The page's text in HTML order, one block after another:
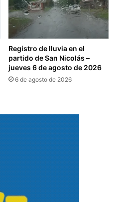
Registro de lluvia en el
partido de San Nicolás –
jueves 6 de agosto de 2026
6 de agosto de 2026